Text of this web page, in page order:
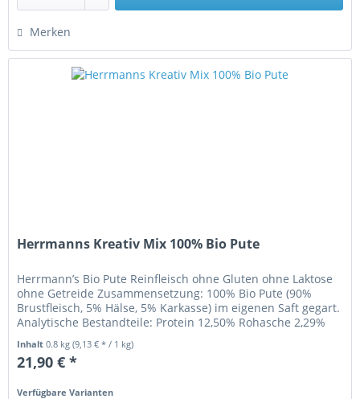
Merken
Herrmanns Kreativ Mix 100% Bio Pute
Herrmann’s Bio Pute Reinfleisch ohne Gluten ohne Laktose
ohne Getreide Zusammensetzung: 100% Bio Pute (90%
Brustfleisch, 5% Hälse, 5% Karkasse) im eigenen Saft gegart.
Analytische Bestandteile: Protein 12,50% Rohasche 2,29%
Inhalt0.8 kg(9,13 € * / 1 kg)
21,90 € *
Verfügbare Varianten